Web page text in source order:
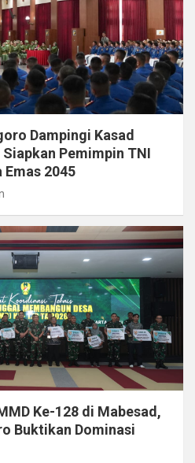
Dampingi Kasad
Pemimpin TNI
Emas 2045
Ke-128 di Mabesad,
Buktikan Dominasi